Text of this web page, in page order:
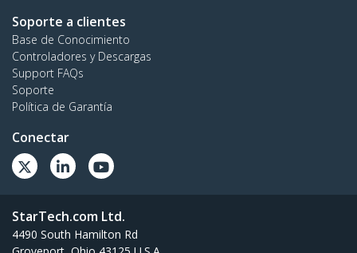
Soporte a clientes
Base de Conocimiento
Controladores y Descargas
Support FAQs
Soporte
Política de Garantía
Conectar
StarTech.com Ltd.
4490 South Hamilton Rd